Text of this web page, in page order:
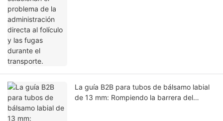
La guía B2B para tubos de bálsamo labial
de 13 mm: Rompiendo la barrera del